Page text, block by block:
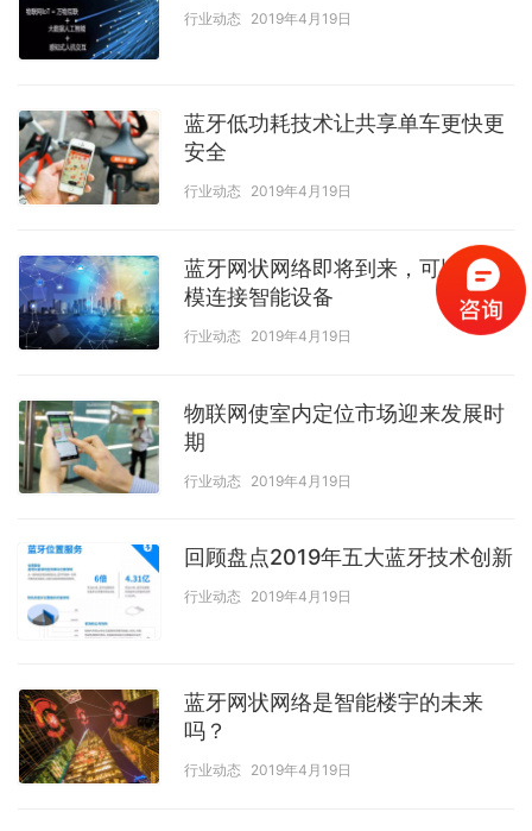
行业动态 2019年4月19日
蓝牙低功耗技术让共享单车更快更
安全
行业动态 2019年4月19日
蓝牙网状网络即将到来，可以大规
模连接智能设备
行业动态 2019年4月19日
物联网使室内定位市场迎来发展时
期
行业动态 2019年4月19日
回顾盘点2019年五大蓝牙技术创新
行业动态 2019年4月19日
蓝牙网状网络是智能楼宇的未来
吗？
行业动态 2019年4月19日